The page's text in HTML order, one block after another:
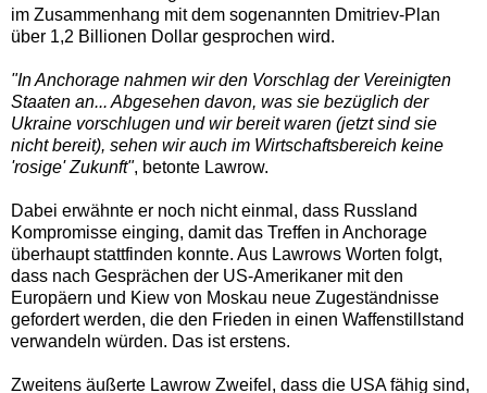
im Zusammenhang mit dem sogenannten Dmitriev-Plan
über 1,2 Billionen Dollar gesprochen wird.
"In Anchorage nahmen wir den Vorschlag der Vereinigten
Staaten an... Abgesehen davon, was sie bezüglich der
Ukraine vorschlugen und wir bereit waren (jetzt sind sie
nicht bereit), sehen wir auch im Wirtschaftsbereich keine
'rosige' Zukunft", betonte Lawrow.
Dabei erwähnte er noch nicht einmal, dass Russland
Kompromisse einging, damit das Treffen in Anchorage
überhaupt stattfinden konnte. Aus Lawrows Worten folgt,
dass nach Gesprächen der US-Amerikaner mit den
Europäern und Kiew von Moskau neue Zugeständnisse
gefordert werden, die den Frieden in einen Waffenstillstand
verwandeln würden. Das ist erstens.
Zweitens äußerte Lawrow Zweifel, dass die USA fähig sind,